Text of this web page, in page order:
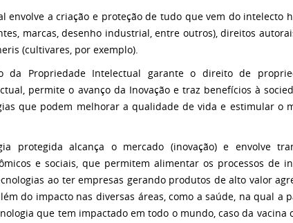
envolve a criação e proteção de tudo que vem do intelecto
marcas, desenho industrial, entre outros), direitos
(cultivares, por exemplo).
da Propriedade Intelectual garante o direito de
permite o avanço da Inovação e traz benefícios à
que podem melhorar a qualidade de vida e estimular o
protegida alcança o mercado (inovação) e envolve
e sociais, que permitem alimentar os processos de
ao ter empresas gerando produtos de alto valor
do impacto nas diversas áreas, como a saúde, na qual a
que tem impactado em todo o mundo, caso da vacina